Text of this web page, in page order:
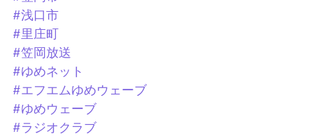
#浅口市
#里庄町
#笠岡放送
#ゆめネット
#エフエムゆめウェーブ
#ゆめウェーブ
#ラジオクラブ